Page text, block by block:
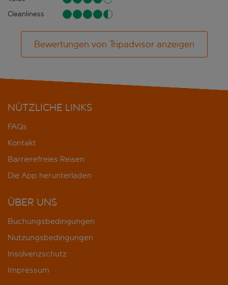
Cleanliness
Bewertungen von Tripadvisor anzeigen
NÜTZLICHE LINKS
FAQs
Kontakt
Barrierefreies Reisen
Die App herunterladen
ÜBER UNS
Buchungsbedingungen
Nutzungsbedingungen
Insolvenzschutz
Impressum